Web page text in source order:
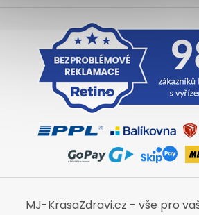
MJ-KrasaZdravi.cz - vše pro